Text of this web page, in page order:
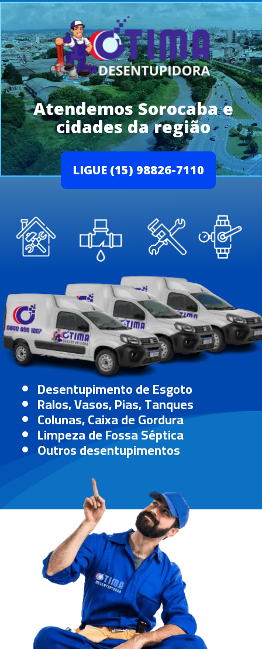
Atendemos Sorocaba e
cidades da região
LIGUE (15) 98826-7110
Desentupimento de Esgoto
Ralos, Vasos, Pias, Tanques
Colunas, Caixa de Gordura
Limpeza de Fossa Séptica
Outros desentupimentos